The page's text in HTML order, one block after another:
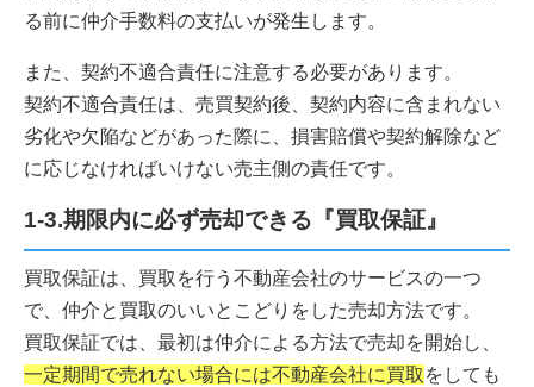
る前に仲介手数料の支払いが発生します。
また、契約不適合責任に注意する必要があります。
契約不適合責任は、売買契約後、契約内容に含まれない
劣化や欠陥などがあった際に、損害賠償や契約解除など
に応じなければいけない売主側の責任です。
1-3.期限内に必ず売却できる『買取保証』
買取保証は、買取を行う不動産会社のサービスの一つ
で、仲介と買取のいいとこどりをした売却方法です。
買取保証では、最初は仲介による方法で売却を開始し、
一定期間で売れない場合には不動産会社に買取 をしても